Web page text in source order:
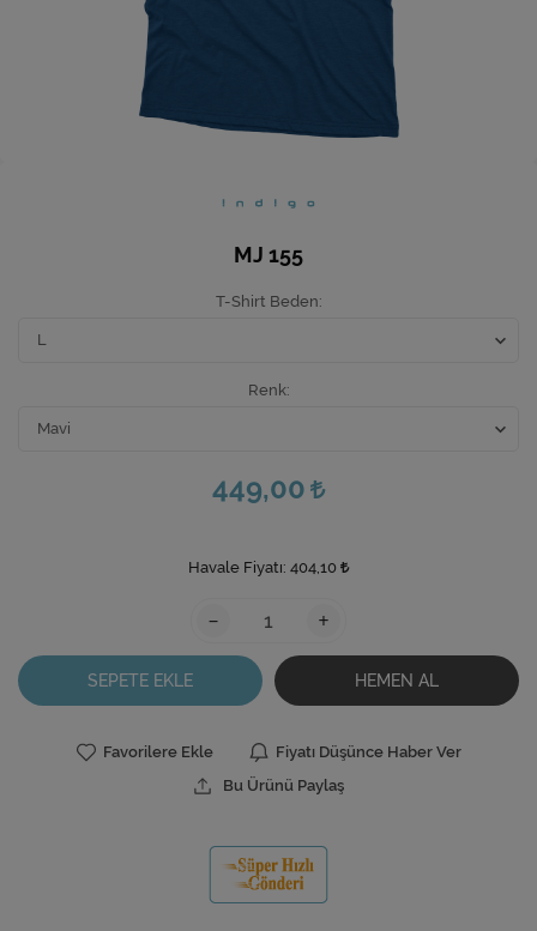
Mutfak
MJ 155
T-Shirt Beden
Renk
449,00
Havale Fiyatı: 404,10
- +
SEPETE EKLE HEMEN AL
Favorilere Ekle
Fiyatı Düşünce Haber Ver
Bu Ürünü Paylaş